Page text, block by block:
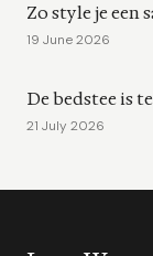
Zo style je een
19 June 2026
De bedstee is
21 July 2026